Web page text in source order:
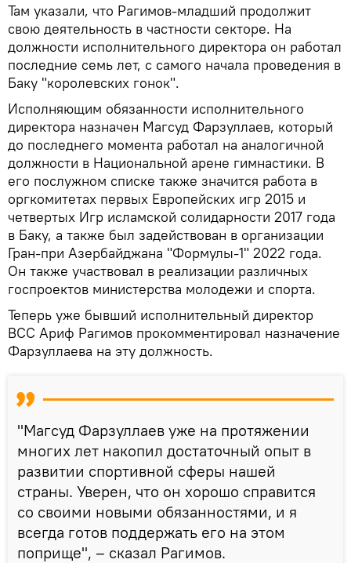
Там указали, что Рагимов-младший продолжит
свою деятельность в частности секторе. На
должности исполнительного директора он работал
последние семь лет, с самого начала проведения в
Баку "королевских гонок".
Исполняющим обязанности исполнительного
директора назначен Магсуд Фарзуллаев, который
до последнего момента работал на аналогичной
должности в Национальной арене гимнастики. В
его послужном списке также значится работа в
оргкомитетах первых Европейских игр 2015 и
четвертых Игр исламской солидарности 2017 года
в Баку, а также был задействован в организации
Гран-при Азербайджана "Формулы-1" 2022 года.
Он также участвовал в реализации различных
госпроектов министерства молодежи и спорта.
Теперь уже бывший исполнительный директор
BCC Ариф Рагимов прокомментировал назначение
Фарзуллаева на эту должность.
"Магсуд Фарзуллаев уже на протяжении
многих лет накопил достаточный опыт в
развитии спортивной сферы нашей
страны. Уверен, что он хорошо справится
со своими новыми обязанностями, и я
всегда готов поддержать его на этом
поприще", – сказал Рагимов.